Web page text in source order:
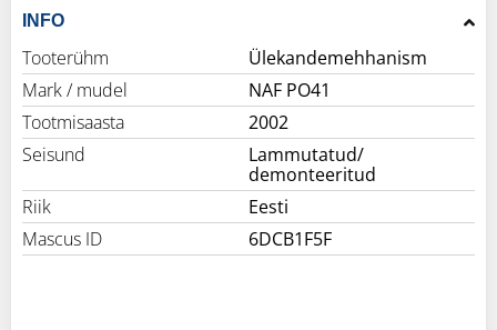
INFO
Tooterühm
Ülekandemehhanism
Mark / mudel
NAF PO41
Tootmisaasta
2002
Seisund
Lammutatud/
demonteeritud
Riik
Eesti
Mascus ID
6DCB1F5F